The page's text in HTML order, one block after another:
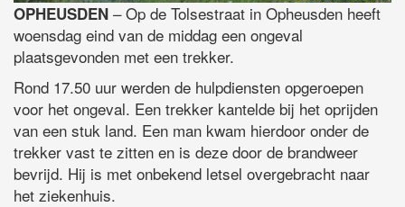
OPHEUSDEN – Op de Tolsestraat in Opheusden heeft
woensdag eind van de middag een ongeval
plaatsgevonden met een trekker.
Rond 17.50 uur werden de hulpdiensten opgeroepen
voor het ongeval. Een trekker kantelde bij het oprijden
van een stuk land. Een man kwam hierdoor onder de
trekker vast te zitten en is deze door de brandweer
bevrijd. Hij is met onbekend letsel overgebracht naar
het ziekenhuis.